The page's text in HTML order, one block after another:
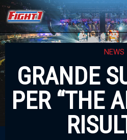
NEWS
GRANDE
PER “THE